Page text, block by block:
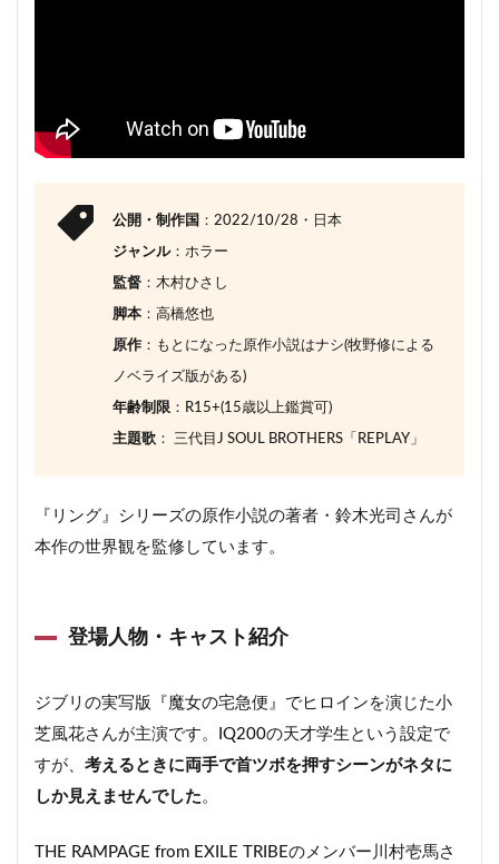
呪いは終わっていない
6.4
最後のまとめ
公開・制作国 ：2022/10/28・日本
ジャンル：ホラー
監督 ：木村ひさし
脚本 ：高橋悠也
原作 ：もとになった原作小説はナシ(牧野修による
ノベライズ版がある)
年齢制限 ：R15+(15歳以上鑑賞可)
主題歌 ： 三代目J SOUL BROTHERS「REPLAY」
『リング』シリーズの原作小説の著者・鈴木光司さんが
本作の世界観を監修しています。
登場人物・キャスト紹介
ジブリの実写版『魔女の宅急便』でヒロインを演じた小
芝風花さんが主演です。IQ200の天才学生という設定で
すが、 考えるときに両手で首ツボを押すシーンがネタに
しか見えませんでした。
THE RAMPAGE from EXILE TRIBEのメンバー川村壱⾺さ